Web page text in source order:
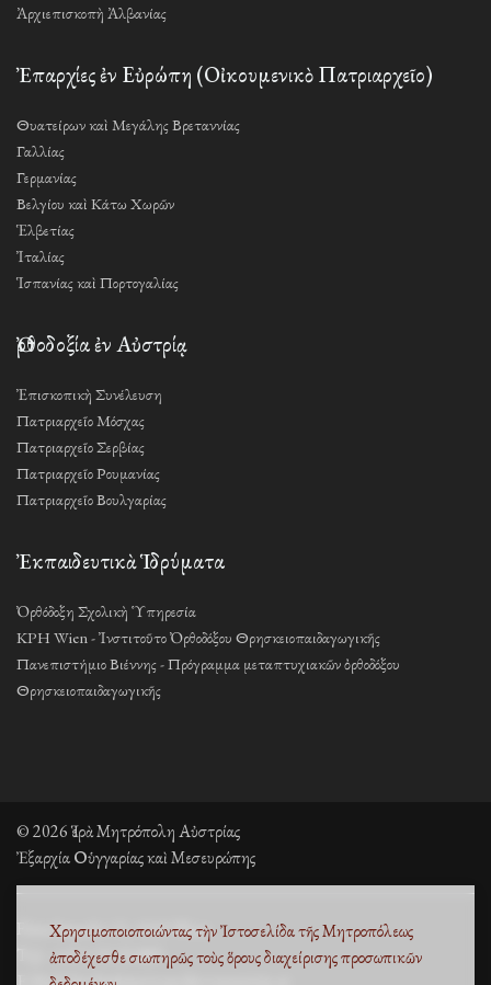
Χρησιμοποιοποιώντας τὴν Ἰστοσελίδα τῆς Μητροπόλεως
ἀποδέχεσθε σιωπηρῶς τοὺςὅρους διαχείρισης προσωπικῶν
Ἀρχιεπισκοπὴ Ἀλβανίας
Ἐπαρχίες ἐν Εὐρώπη (Οἰκουμενικὸ Πατριαρχεῖο)
Θυατείρων καὶ Μεγάλης Βρεταννίας
Γαλλίας
Γερμανίας
Βελγίου καὶ Κάτω Χωρῶν
Ἑλβετίας
Ἰταλίας
Ἱσπανίας καὶ Πορτογαλίας
Ὀρθοδοξία ἐν Αὐστρίᾳ
Ἐπισκοπικὴ Συνέλευση
Πατριαρχεῖο Μόσχας
Πατριαρχεῖο Σερβίας
Πατριαρχεῖο Ρουμανίας
Πατριαρχεῖο Βουλγαρίας
Ἐκπαιδευτικὰ Ἱδρύματα
Ὀρθόδοξη Σχολικὴ Ὑπηρεσία
KPH Wien - Ἰνστιτοῦτο Ὀρθοδόξου Θρησκειοπαιδαγωγικῆς
Πανεπιστήμιο Βιέννης - Πρόγραμμα μεταπτυχιακῶν ὀρθοδόξου
Θρησκειοπαιδαγωγικῆς
© 2026 Ἱερὰ Μητρόπολη Αὐστρίας
Ἐξαρχία Οὑγγαρίας καὶ Μεσευρώπης
Fleischmarkt 13, 1010 Wien
Τηλ. +43 1 53 33 889